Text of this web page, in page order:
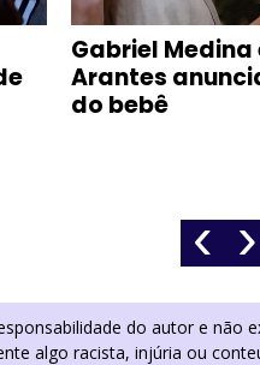
Gabriel
Arantes
do bebê
‹ ›
do autor e não
algo racista, injúria ou